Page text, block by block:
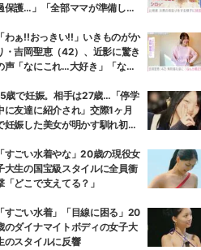
保護…」「全部ママが準備して
「わぁ!!おっきい!!」いきものがか
・吉岡聖恵（42）、近影に驚き
声「なにこれ…大好き」「なん
歳で妊娠。相手は27歳…「停学
に友達に紹介され」交際1ヶ月
妊娠した美女が明かす馴れ初め
絶句
「すごい水着やな」20歳の現役女
大生の国宝級スタイルに全員衝
「どこで支えてる？」
「すごい水着」「目線に困る」20
のダイナマイトボディの女子大
のスタイルに反響